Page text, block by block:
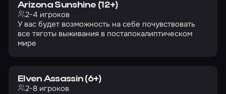
Arizona Sunshine (12+)
2-4 игроков
У вас будет возможность на себе почувствовать
все тяготы выживания в постапокалиптическом
мире
Elven Assassin (6+)
2-8 игроков